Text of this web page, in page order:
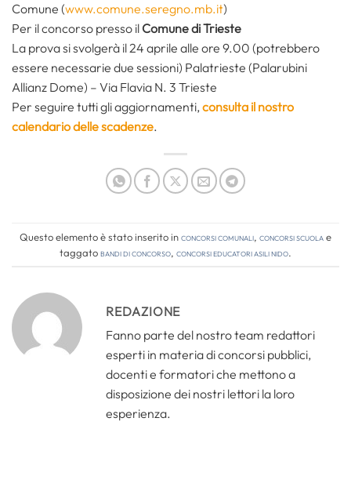
Comune (www.comune.seregno.mb.it)
Per il concorso presso il Comune di Trieste
La prova si svolgerà il 24 aprile alle ore 9.00 (potrebbero
essere necessarie due sessioni) Palatrieste (Palarubini
Allianz Dome) – Via Flavia N. 3 Trieste
Per seguire tutti gli aggiornamenti,consulta il nostro
calendario delle scadenze.
Questo elemento è stato inserito inConcorsi comunali, Concorsi Scuolae
taggatobandi di concorso, concorsi educatori asili nido.
REDAZIONE
Fanno parte del nostro team redattori
esperti in materia di concorsi pubblici,
docenti e formatori che mettono a
disposizione dei nostri lettori la loro
esperienza.